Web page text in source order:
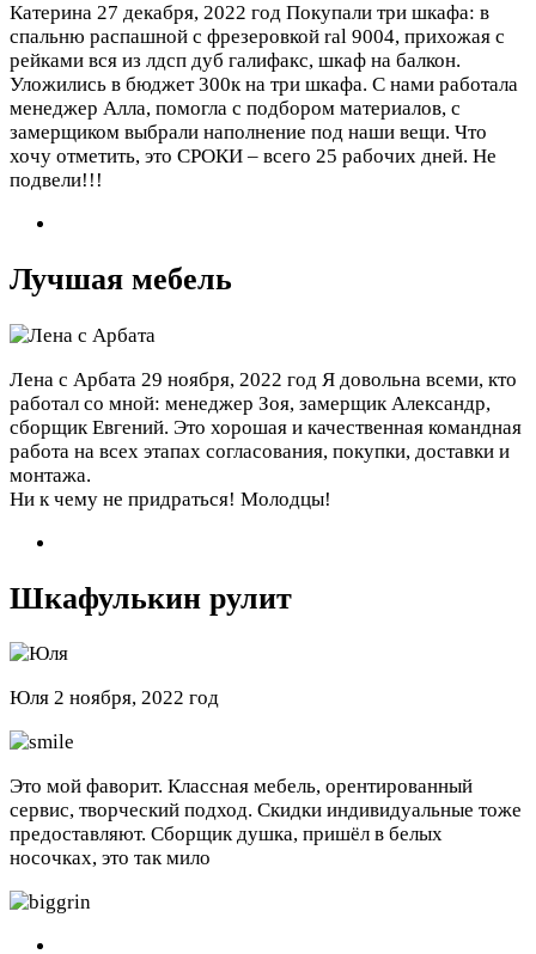
Катерина 27 декабря, 2022 год Покупали три шкафа: в
спальню распашной с фрезеровкой ral 9004, прихожая с
рейками вся из лдсп дуб галифакс, шкаф на балкон.
Уложились в бюджет 300к на три шкафа. С нами работала
менеджер Алла, помогла с подбором материалов, с
замерщиком выбрали наполнение под наши вещи. Что
хочу отметить, это СРОКИ – всего 25 рабочих дней. Не
подвели!!!
Лучшая мебель
Лена с Арбата 29 ноября, 2022 год Я довольна всеми, кто
работал со мной: менеджер Зоя, замерщик Александр,
сборщик Евгений. Это хорошая и качественная командная
работа на всех этапах согласования, покупки, доставки и
монтажа.
Ни к чему не придраться! Молодцы!
Шкафулькин рулит
Юля 2 ноября, 2022 год
Это мой фаворит. Классная мебель, орентированный
сервис, творческий подход. Скидки индивидуальные тоже
предоставляют. Сборщик душка, пришёл в белых
носочках, это так мило